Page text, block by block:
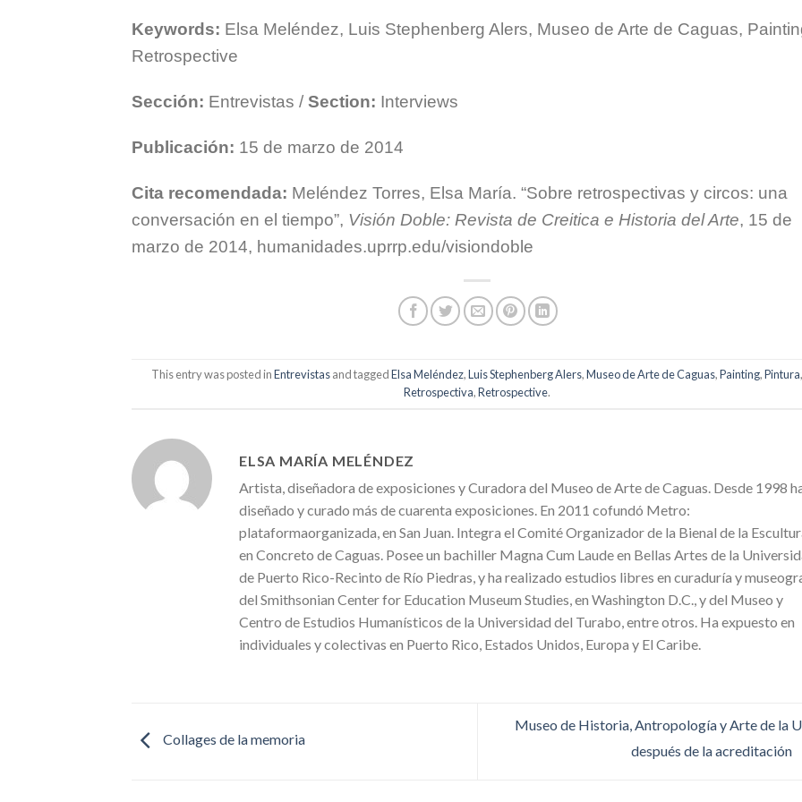
Keywords: Elsa Meléndez, Luis Stephenberg Alers, Museo de Arte de Caguas,
Retrospective
Sección: Entrevistas / Section: Interviews
Publicación: 15 de marzo de 2014
Cita recomendada: Meléndez Torres, Elsa María. “Sobre retrospectivas y circos: una
conversación en el tiempo”, Visión Doble: Revista de Creitica e Historia del Arte, 15 de
marzo de 2014, humanidades.uprrp.edu/visiondoble
This entry was posted inEntrevistasand taggedElsa Meléndez,Luis Stephenberg Alers,Museo de Arte de Caguas,Painting,Pintura
Retrospectiva,Retrospective.
ELSA MARÍA MELÉNDEZ
Artista, diseñadora de exposiciones y Curadora del Museo de Arte de Caguas. Desde 1998
diseñado y curado más de cuarenta exposiciones. En 2011 cofundó Metro:
plataformaorganizada, en San Juan. Integra el Comité Organizador de la Bienal de la
en Concreto de Caguas. Posee un bachiller Magna Cum Laude en Bellas Artes de la
de Puerto Rico-Recinto de Río Piedras, y ha realizado estudios libres en curaduría y
del Smithsonian Center for Education Museum Studies, en Washington D.C., y del Museo y
Centro de Estudios Humanísticos de la Universidad del Turabo, entre otros. Ha expuesto en
individuales y colectivas en Puerto Rico, Estados Unidos, Europa y El Caribe.
Collages de la memoria
Museo de Historia, Antropología y Arte de la
después de la acreditación